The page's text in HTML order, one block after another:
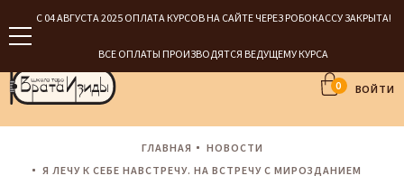
С 04 АВГУСТА 2025 ОПЛАТА КУРСОВ НА САЙТЕ ЧЕРЕЗ РОБОКАССУ ЗАКРЫТА!
ВСЕ ОПЛАТЫ ПРОИЗВОДЯТСЯ ВЕДУЩЕМУ КУРСА
0 ВОЙТИ
ГЛАВНАЯ
НОВОСТИ
Я ЛЕЧУ К СЕБЕ НАВСТРЕЧУ. НА ВСТРЕЧУ С МИРОЗДАНИЕМ